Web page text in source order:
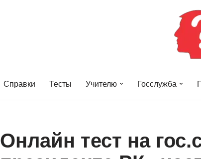
Справки Тесты Учителю Госслужба
Онлайн тест на